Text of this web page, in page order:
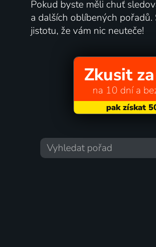
Pokud byste měli chuť
a dalších oblíbených
jistotu, že vám nic neuteče!
Zkusit
na 10 dní a